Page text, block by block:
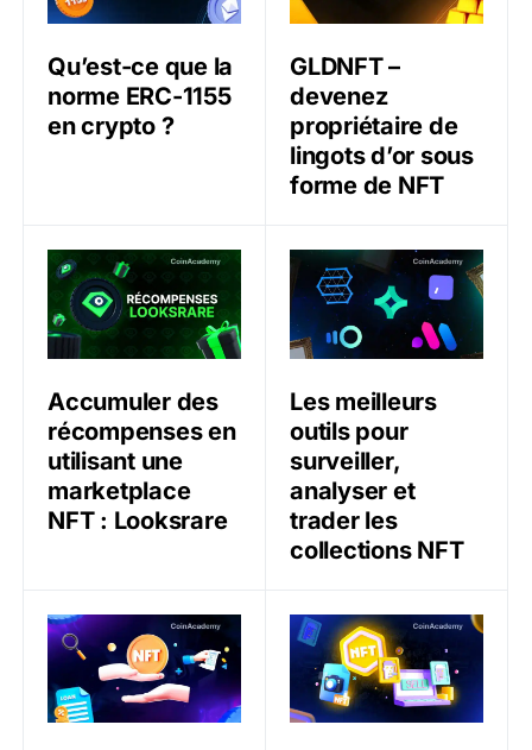
Qu’est-ce que la
norme ERC-1155
en crypto ?
GLDNFT –
devenez
propriétaire de
lingots d’or sous
forme de NFT
Accumuler des récompenses en utilisant une
Accumuler des
récompenses en
utilisant une
marketplace
NFT : Looksrare
Les meilleurs outils pour
Les meilleurs
outils pour
surveiller,
analyser et
trader les
collections NFT
Comment fonctionnent les emprunts et prêts NFT ?
NFT, propriété